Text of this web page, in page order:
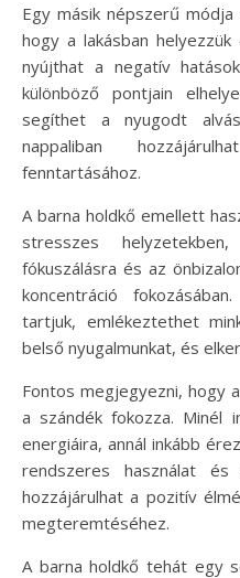
Egy másik népszerű módja
hogy a lakásban
nyújthat a negatív
különböző pontjain
segíthet a nyugodt
nappaliban
fenntartásához.
A barna holdkő emellett
stresszes
fókuszálásra és az
koncentráció
tartjuk, emlékeztethet
belső nyugalmunkat, és
Fontos megjegyezni, hogy
a szándék fokozza. Minél
energiáira, annál inkább
rendszeres használat
hozzájárulhat a pozitív
megteremtéséhez.
A barna holdkő tehát egy